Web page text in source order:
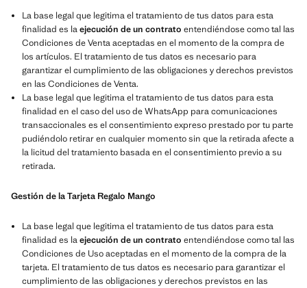
La base legal que legitima el tratamiento de tus datos para esta
finalidad es laejecución de un contrato entendiéndose como tal las
Condiciones de Venta aceptadas en el momento de la compra de
los artículos. El tratamiento de tus datos es necesario para
garantizar el cumplimiento de las obligaciones y derechos previstos
en las Condiciones de Venta.
La base legal que legitima el tratamiento de tus datos para esta
finalidad en el caso del uso de WhatsApp para comunicaciones
transaccionales es el consentimiento expreso prestado por tu parte
pudiéndolo retirar en cualquier momento sin que la retirada afecte a
la licitud del tratamiento basada en el consentimiento previo a su
retirada.
Gestión de la Tarjeta Regalo Mango
La base legal que legitima el tratamiento de tus datos para esta
finalidad es laejecución de un contrato entendiéndose como tal las
Condiciones de Uso aceptadas en el momento de la compra de la
tarjeta. El tratamiento de tus datos es necesario para garantizar el
cumplimiento de las obligaciones y derechos previstos en las